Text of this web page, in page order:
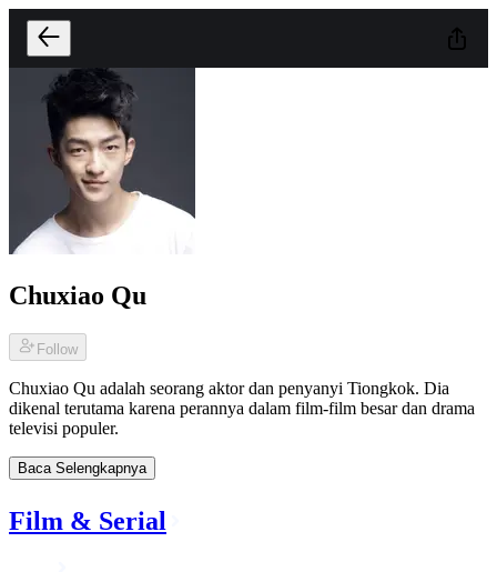
Chuxiao Qu
Follow
Chuxiao Qu adalah seorang aktor dan penyanyi Tiongkok. Dia
dikenal terutama karena perannya dalam film-film besar dan drama
televisi populer.
Baca Selengkapnya
Film & Serial